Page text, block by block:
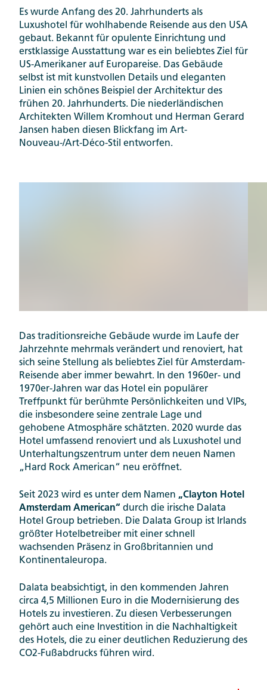
Es wurde Anfang des 20. Jahrhunderts als
Luxushotel für wohlhabende Reisende aus den USA
gebaut. Bekannt für opulente Einrichtung und
erstklassige Ausstattung war es ein beliebtes Ziel für
US-Amerikaner auf Europareise. Das Gebäude
selbst ist mit kunstvollen Details und eleganten
Linien ein schönes Beispiel der Architektur des
frühen 20. Jahrhunderts. Die niederländischen
Architekten Willem Kromhout und Herman Gerard
Jansen haben diesen Blickfang im Art-
Nouveau-/Art-Déco-Stil entworfen.
Das traditionsreiche Gebäude wurde im Laufe der
Jahrzehnte mehrmals verändert und renoviert, hat
sich seine Stellung als beliebtes Ziel für Amsterdam-
Reisende aber immer bewahrt. In den 1960er- und
1970er-Jahren war das Hotel ein populärer
Treffpunkt für berühmte Persönlichkeiten und VIPs,
die insbesondere seine zentrale Lage und
gehobene Atmosphäre schätzten. 2020 wurde das
Hotel umfassend renoviert und als Luxushotel und
Unterhaltungszentrum unter dem neuen Namen
„Hard Rock American“ neu eröffnet.
Seit 2023 wird es unter dem Namen „Clayton Hotel
Amsterdam American“ durch die irische Dalata
Hotel Group betrieben. Die Dalata Group ist Irlands
größter Hotelbetreiber mit einer schnell
wachsenden Präsenz in Großbritannien und
Kontinentaleuropa.
Dalata beabsichtigt, in den kommenden Jahren
circa 4,5 Millionen Euro in die Modernisierung des
Hotels zu investieren. Zu diesen Verbesserungen
gehört auch eine Investition in die Nachhaltigkeit
des Hotels, die zu einer deutlichen Reduzierung des
CO2-Fußabdrucks führen wird.